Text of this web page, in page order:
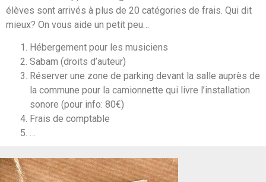
élèves sont arrivés à plus de 20 catégories de frais. Qui dit
mieux? On vous aide un petit peu…
Hébergement pour les musiciens
Sabam (droits d’auteur)
Réserver une zone de parking devant la salle auprès de
la commune pour la camionnette qui livre l’installation
sonore (pour info: 80€)
Frais de comptable
…